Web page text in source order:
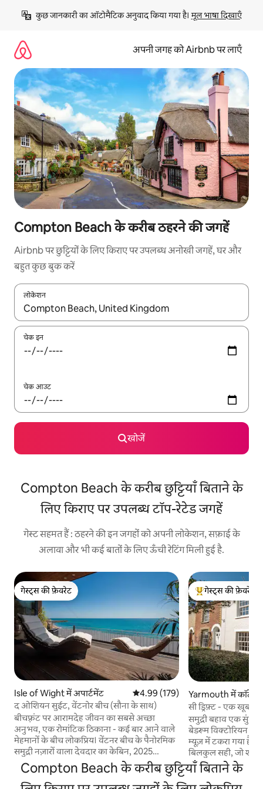
छोड़कर
कॉन्टेंट
कुछ जानकारी का ऑटोमैटिक अनुवाद किया गया है। मूल भाषा दिखाएँ
अपनी जगह को Airbnb पर लाएँ
Compton Beach के करीब ठहरने की जगहें
Airbnb पर छुट्टियों के लिए किराए पर उपलब्ध अनोखी जगहें, घर और
बहुत कुछ बुक करें
लोकेशन
नतीजों के उपलब्ध होने पर, अप और डाउन 'ऐरो की' का इस्तेमाल करके नेविगेट
चेक इन
चेक आउट
खोजें
Compton Beach के करीब छुट्टियाँ बिताने के
लिए किराए पर उपलब्ध टॉप-रेटेड जगहें
गेस्ट सहमत हैं : ठहरने की इन जगहों को अपनी लोकेशन, सफ़ाई के
अलावा और भी कई बातों के लिए ऊँची रेटिंग मिली हुई है.
गेस्ट्स की फ़ेवरेट
गेस्ट्स की फ़ेवरेट
Isle of Wight में अपार्टमेंट औसत रेटिंग 5 में से 4.99, 179 समीक्षाएँ
4.99 (179)
द ओशियन सुईट, वेंटनोर बीच (सौना के साथ)
बीचफ़्रंट पर आरामदेह जीवन का सबसे अच्छा
अनुभव, एक रोमांटिक ठिकाना - कई बार आने वाले
मेहमानों के बीच लोकप्रिय। वेंटनर बीच के पैनोरमिक
समुद्री नज़ारों वाला देवदार का केबिन, 2025
LUXLife अवॉर्ड्स, बेस्ट कोस्टल रिट्रीट, साउथ
इंग्लैंड का विजेता। 52 वर्ग मीटर और ओपन प्लान,
जिसमें बाई-फ़ोल्ड खिड़कियाँ/दरवाज़े हैं, जो आपके
गेस्ट्स का टॉप फ़ेवरेट
गेस्ट्स की फ़ेवरेट
Yarmouth में कॉटेज
सी ड्रिफ़्ट - एक
समुद्री बहाव एक सुंदर
बेडरूम विक्टोरियन
म्यूज़ में टकरा गया है। एक ऐसे कपल के लिए
बिलकुल सही, जो शांति
यारमाउथ के कंज़र्वेशन
हार्बर और कोस्टल
है। बारीकियों पर ध्यान देना ज़रूरी है; कॉटेज में लकड़ी
Compton Beach के करीब छुट्टियाँ बिताने के